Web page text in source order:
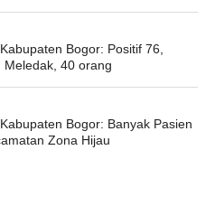
Bogor: Positif 76,
Meledak, 40 orang
Bogor: Banyak Pasien
Zona Hijau